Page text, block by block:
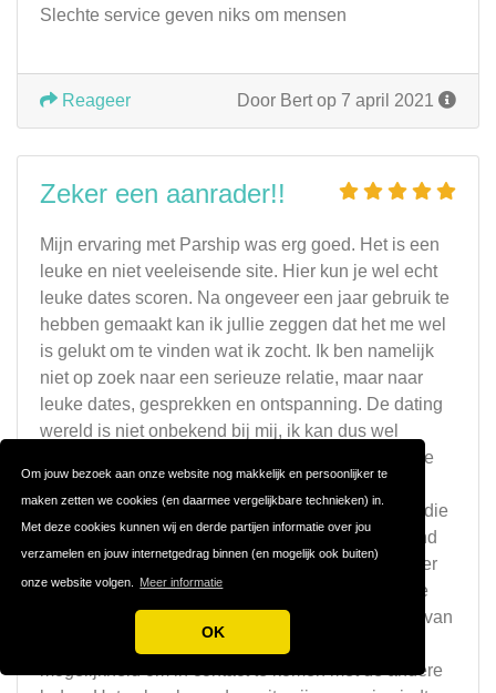
Om jouw bezoek aan onze website nog makkelijk en persoonlijker te
maken zetten we cookies (en daarmee vergelijkbare technieken) in.
Met deze cookies kunnen wij en derde partijen informatie over jou
verzamelen en jouw internetgedrag binnen (en mogelijk ook buiten)
onze website volgen. Meer informatie
OK
Slechte service geven niks om mensen
Door Bert op 7 april 2021
Reageer
Zeker een aanrader!!
Mijn ervaring met Parship was erg goed. Het is een
leuke en niet veeleisende site. Hier kun je wel echt
leuke dates scoren. Na ongeveer een jaar gebruik te
hebben gemaakt kan ik jullie zeggen dat het me wel
is gelukt om te vinden wat ik zocht. Ik ben namelijk
niet op zoek naar een serieuze relatie, maar naar
leuke dates, gesprekken en ontspanning. De dating
wereld is niet onbekend bij mij, ik kan dus wel
zeggen dat Parship een aanrader is. Bij de andere
datingsite heb ik helaas geen succes kunnen
boeken, omdat ik nauwlijks mensen tegen kwam die
leuke gesprekken kunnen voeren en die spannend
zijn. Hier heb ik dat gelukkig wel gevonden. Verder
zijn de lidmaatschappen van Parship aan de dure
kant, maar je maakt wel gebruik van alle functies van
de site. Alleen op deze manier had ik de
mogelijkheid om in contact te komen met de andere